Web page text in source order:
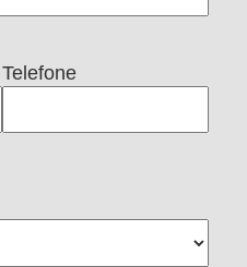
Telefone